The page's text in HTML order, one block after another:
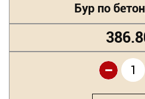
Бур по
-